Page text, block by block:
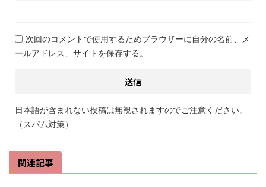
次回のコメントで使用するためブラウザーに自分の名前、メ
ールアドレス、サイトを保存する。
日本語が含まれない投稿は無視されますのでご注意ください。
（スパム対策）
関連記事